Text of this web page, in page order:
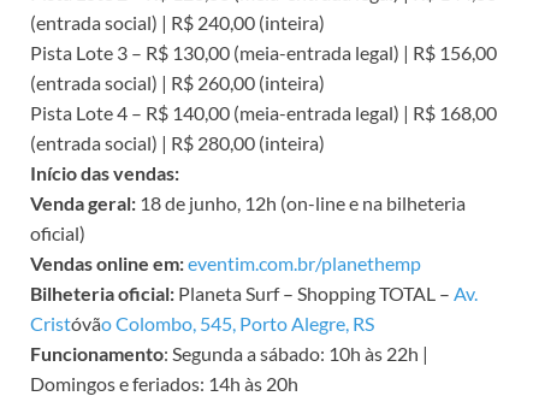
(entrada social) | R$ 240,00 (inteira)
Pista Lote 3 – R$ 130,00 (meia-entrada legal) | R$ 156,00
(entrada social) | R$ 260,00 (inteira)
Pista Lote 4 – R$ 140,00 (meia-entrada legal) | R$ 168,00
(entrada social) | R$ 280,00 (inteira)
Início das vendas:
Venda geral: 18 de junho, 12h (on-line e na bilheteria
oficial)
Vendas online em:eventim.com.br/planethemp
Bilheteria oficial: Planeta Surf – Shopping TOTAL – Av.
Cristóvão Colombo, 545, Porto Alegre, RS
Funcionamento: Segunda a sábado: 10h às 22h |
Domingos e feriados: 14h às 20h